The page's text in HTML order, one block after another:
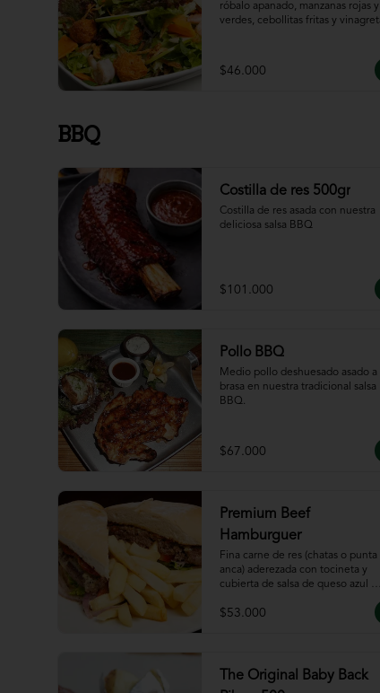
róbalo apanado, manzanas rojas y
verdes, cebollitas fritas y
$46.000
BBQ
Costilla de res 500gr
Costilla de res asada con nuestra
deliciosa salsa BBQ
$101.000
Pollo BBQ
Medio pollo deshuesado asado a
brasa en nuestra tradicional salsa
BBQ.
$67.000
Premium Beef
Hamburguer
Fina carne de res (chatas o punta
anca) aderezada con tocineta y
cubierta de salsa de queso azul
acompañada de papas a la
$53.000
The Original Baby Back